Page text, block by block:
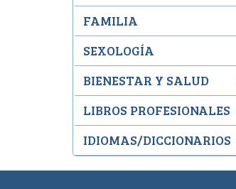
FAMILIA
SEXOLOGÍA
BIENESTAR Y SALUD
LIBROS PROFESIONALES
IDIOMAS/DICCIONARIOS